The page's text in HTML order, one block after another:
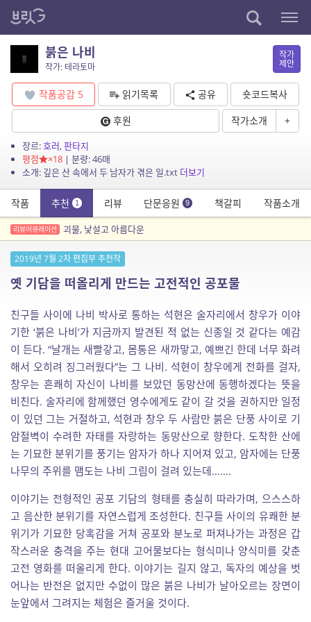
붉은 나비
작가: 테라토마
작가
제안
작품공감 5 읽기목록 공유
숏코드복사
후원
작가소개 +
장르:호러,판타지
평점
×18| 분량: 46매
소개: 깊은 산 속에서 두 남자가 겪은 일.txt 더보기
작품 추천 1 리뷰 단문응원 9 책갈피 작품소개
리뷰어큐레이션 괴물, 낯설고 아름다운
2019년 7월 2차 편집부 추천작
옛 기담을 떠올리게 만드는 고전적인 공포물
친구들 사이에 나비 박사로 통하는 석현은 술자리에서 창우가 이야
기한 ‘붉은 나비’가 지금까지 발견된 적 없는 신종일 것 같다는 예감
이 든다. “날개는 새빨갛고, 몸통은 새까맣고, 예쁘긴 한데 너무 화려
해서 오히려 징그러웠다”는 그 나비. 석현이 창우에게 전화를 걸자,
창우는 흔쾌히 자신이 나비를 보았던 동망산에 동행하겠다는 뜻을
비친다. 술자리에 함께했던 영수에게도 같이 갈 것을 권하지만 일정
이 있던 그는 거절하고, 석현과 창우 두 사람만 붉은 단풍 사이로 기
암절벽이 수려한 자태를 자랑하는 동망산으로 향한다. 도착한 산에
는 기묘한 분위기를 풍기는 암자가 하나 지어져 있고, 암자에는 단풍
나무의 주위를 맴도는 나비 그림이 걸려 있는데…….
이야기는 전형적인 공포 기담의 형태를 충실히 따라가며, 으스스하
고 음산한 분위기를 자연스럽게 조성한다. 친구들 사이의 유쾌한 분
위기가 기묘한 당혹감을 거쳐 공포와 분노로 퍼져나가는 과정은 갑
작스러운 충격을 주는 현대 고어물보다는 형식미나 양식미를 갖춘
고전 영화를 떠올리게 한다. 이야기는 길지 않고, 독자의 예상을 벗
어나는 반전은 없지만 수없이 많은 붉은 나비가 날아오르는 장면이
눈앞에서 그려지는 체험은 즐거울 것이다.